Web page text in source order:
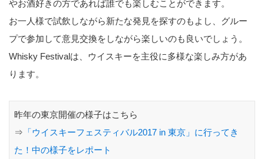
やお酒好きの方であれば誰でも楽しむことができます。
お一人様で試飲しながら新たな発見を探すのもよし、グルー
プで参加して意見交換をしながら楽しいのも良いでしょう。
Whisky Festivalは、ウイスキーを主役に多様な楽しみ方があ
ります。
昨年の東京開催の様子はこちら
⇒ 「ウイスキーフェスティバル2017 in 東京」に行ってき
た！中の様子をレポート